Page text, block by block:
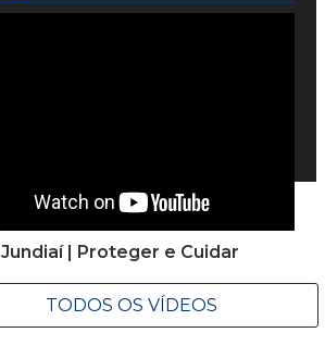
Jundiaí | Proteger e Cuidar
TODOS OS VÍDEOS